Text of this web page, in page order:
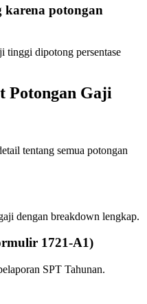
potongan
tinggi dipotong persentase
Potongan Gaji
tentang semua potongan
dengan breakdown lengkap.
1721-A1)
SPT Tahunan.